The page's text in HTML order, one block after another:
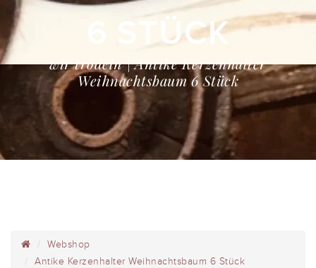
6 STÜCK
wir trödeln | Antike Kerzenhalter
Weihnachtsbaum 6 Stück
Webshop
Antike Kerzenhalter Weihnachtsbaum 6 Stück